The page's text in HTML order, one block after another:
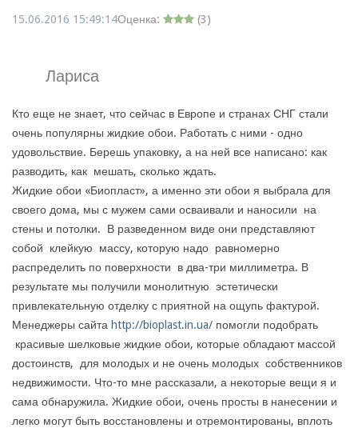
15.06.2016 15:49:14Оценка: (3)
Лариса
Кто еще не знает, что сейчас в Европе и странах СНГ стали
очень популярны жидкие обои. Работать с ними - одно
удовольствие. Берешь упаковку, а на ней все написано: как
разводить, как мешать, сколько ждать.
Жидкие обои «Биопласт», а именно эти обои я выбрала для
своего дома, мы с мужем сами осваивали и наносили на
стены и потолки. В разведенном виде они представляют
собой клейкую массу, которую надо равномерно
распределить по поверхности в два-три миллиметра. В
результате мы получили монолитную эстетически
привлекательную отделку с приятной на ощупь фактурой.
Менеджеры сайта http://bioplast.in.ua/ помогли подобрать
красивые шелковые жидкие обои, которые обладают массой
достоинств, для молодых и не очень молодых собственников
недвижимости. Что-то мне рассказали, а некоторые вещи я и
сама обнаружила. Жидкие обои, очень просты в нанесении и
легко могут быть восстановлены и отремонтированы, вплоть